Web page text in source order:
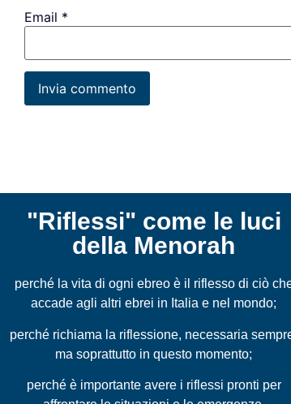
Email *
"Riflessi" come le luci
della Menorah
perché la vita di ogni ebreo è il riflesso di ciò
accade agli altri ebrei in Italia e nel mondo;
perché richiama la riflessione, necessaria
ma soprattutto in questo momento;
perché è importante avere i riflessi pronti per